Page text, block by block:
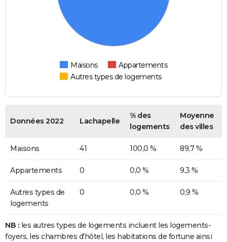
Maisons
Appartements
Autres types de logements
Données 2022 Lachapelle
% des
logements
Moyenne
des villes
Maisons 41 100,0 % 89,7 %
Appartements 0 0,0 % 9,3 %
Autres types de
logements
0 0,0 % 0,9 %
NB : les autres types de logements incluent les logements-
foyers, les chambres d'hôtel, les habitations de fortune ainsi